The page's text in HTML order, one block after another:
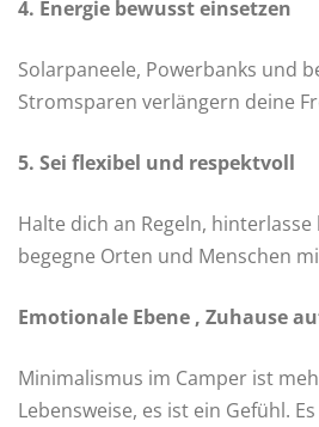
4. Energie bewusst einsetzen
Solarpaneele, Powerbanks und
Stromsparen verlängern deine
5. Sei flexibel und respektvoll
Halte dich an Regeln,
begegne Orten und Menschen
Emotionale Ebene , Zuhause
Minimalismus im Camper ist
Lebensweise, es ist ein Gefühl.